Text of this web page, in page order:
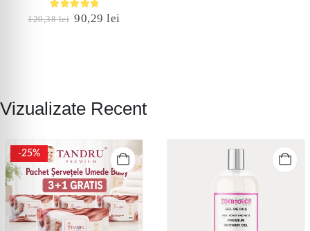
5.00 out of 5
120,38lei 90,29lei
Vizualizate Recent
-25%